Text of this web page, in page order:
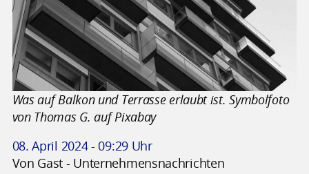
Was auf Balkon und Terrasse erlaubt ist. Symbolfoto
von Thomas G. auf Pixabay
08. April 2024 - 09:29 Uhr
Von Gast - Unternehmensnachrichten